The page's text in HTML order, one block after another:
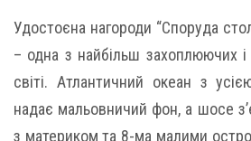
Удостоєна нагороди “Споруда
– одна з найбільш захоплюючих і
світі. Атлантичний океан з
надає мальовничий фон, а шосе
з материком та 8-ма малими